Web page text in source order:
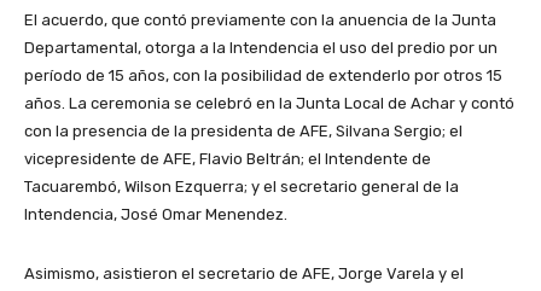
El acuerdo, que contó previamente con la anuencia de la Junta
Departamental, otorga a la Intendencia el uso del predio por un
período de 15 años, con la posibilidad de extenderlo por otros 15
años. La ceremonia se celebró en la Junta Local de Achar y contó
con la presencia de la presidenta de AFE, Silvana Sergio; el
vicepresidente de AFE, Flavio Beltrán; el Intendente de
Tacuarembó, Wilson Ezquerra; y el secretario general de la
Intendencia, José Omar Menendez.
Asimismo, asistieron el secretario de AFE, Jorge Varela y el